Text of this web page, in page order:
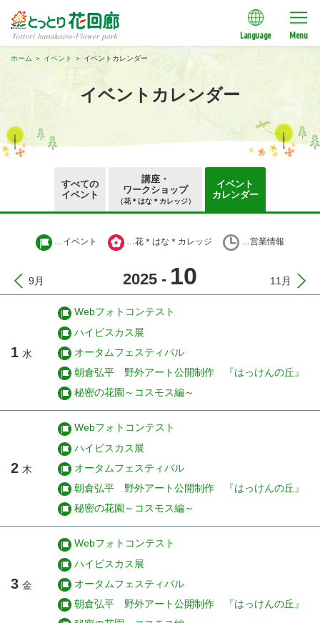
Language Menu
ホーム ＞イベント ＞ イベントカレンダー
イベントカレンダー
すべての
イベント
講座・
ワークショップ
（花＊はな＊カレッジ）
イベント
カレンダー
…イベント …花＊はな＊カレッジ …営業情報
9月 2025 - 10 11月
1 水
Webフォトコンテスト
ハイビスカス展
オータムフェスティバル
朝倉弘平 野外アート公開制作 『はっけんの丘』
秘密の花園～コスモス編～
2 木
Webフォトコンテスト
ハイビスカス展
オータムフェスティバル
朝倉弘平 野外アート公開制作 『はっけんの丘』
秘密の花園～コスモス編～
3 金
Webフォトコンテスト
ハイビスカス展
オータムフェスティバル
朝倉弘平 野外アート公開制作 『はっけんの丘』